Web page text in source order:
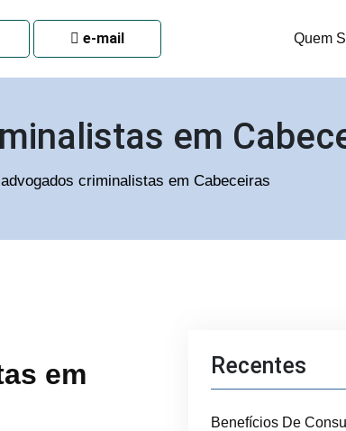
e-mail Quem
em
criminalistas em Cabeceiras
em
Recentes
Benefícios De